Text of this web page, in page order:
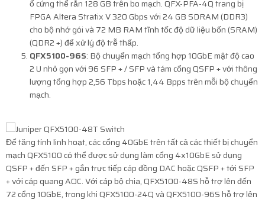
ổ cứng thể rắn 128 GB trên bo mạch. QFX-PFA-4Q trang bị
FPGA Altera Stratix V 320 Gbps với 24 GB SDRAM (DDR3)
cho bộ nhớ gói và 72 MB RAM tĩnh tốc độ dữ liệu bốn (SRAM)
(QDR2 +) để xử lý độ trễ thấp.
QFX5100-96S: Bộ chuyển mạch tổng hợp 10GbE mật độ cao
2 U nhỏ gọn với 96 SFP + / SFP và tám cổng QSFP + với thông
lượng tổng hợp 2,56 Tbps hoặc 1,44 Bpps trên mỗi bộ chuyển
mạch.
Để tăng tính linh hoạt, các cổng 40GbE trên tất cả các thiết bị chuyển
mạch QFX5100 có thể được sử dụng làm cổng 4x10GbE sử dụng
QSFP + đến SFP + gắn trực tiếp cáp đồng DAC hoặc QSFP + tới SFP
+ với cáp quang AOC. Với cáp bộ chia, QFX5100-48S hỗ trợ lên đến
72 cổng 10GbE, trong khi QFX5100-24Q và QFX5100-96S hỗ trợ lên